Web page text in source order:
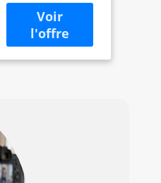
optique 83x/zoom
fin dynamique
166x Modes
oiseaux et lune
P950 peut capturer
des photos et des
vidéos 4K UHD ;
longueur focale